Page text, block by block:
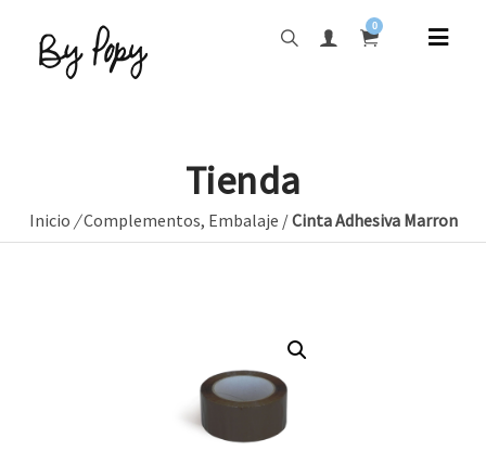
0
Tienda
Inicio /Complementos, Embalaje /Cinta Adhesiva Marron